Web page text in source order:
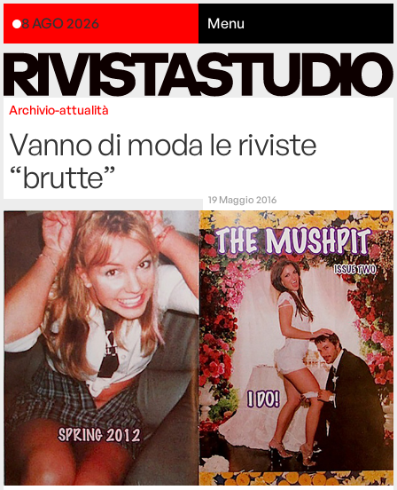
8 AGO 2026 Menu
Archivio-attualità
Vanno di moda le riviste
“brutte”
19 Maggio 2016